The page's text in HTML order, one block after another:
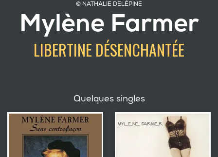
© NATHALIE DELÉPINE
Mylène Farmer
LIBERTINE DÉSENCHANTÉE
Quelques singles